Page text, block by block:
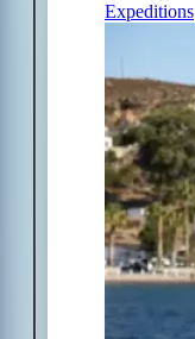
Expeditions